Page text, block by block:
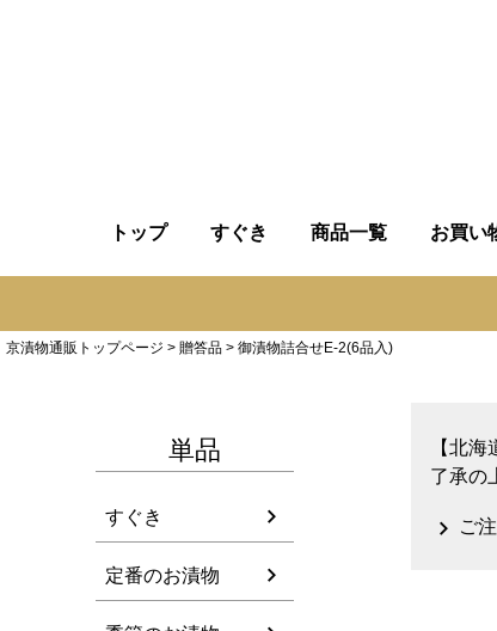
トップ すぐき 商品一覧 お買い
京漬物通販トップページ 贈答品 御漬物詰合せE-2(6品入)
単品
すぐき
定番のお漬物
【北
了承の
ご